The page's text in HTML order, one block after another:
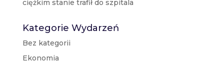
ciężkim stanie trafił do szpitala
Kategorie Wydarzeń
Bez kategorii
Ekonomia